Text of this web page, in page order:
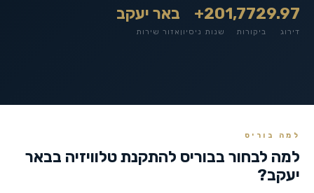
9.97
דירוג
1,772
ביקורות
20+
שנות ניסיון
באר יעקב
אזור שירות
למה בוריס
למה לבחור בבוריס להתקנת טלוויזיה בבאר
יעקב?